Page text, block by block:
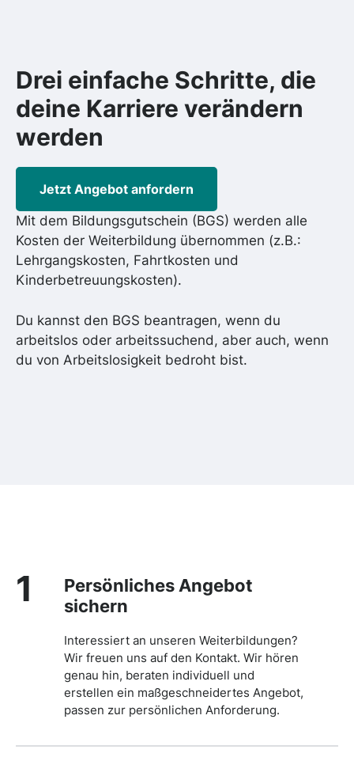
Drei einfache Schritte, die
deine Karriere verändern
werden
Jetzt Angebot anfordern
Mit dem Bildungsgutschein (BGS) werden alle
Kosten der Weiterbildung übernommen (z.B.:
Lehrgangskosten, Fahrtkosten und
Kinderbetreuungskosten).
Du kannst den BGS beantragen, wenn du
arbeitslos oder arbeitssuchend, aber auch, wenn
du von Arbeitslosigkeit bedroht bist.
1
Persönliches Angebot
sichern
Interessiert an unseren Weiterbildungen?
Wir freuen uns auf den Kontakt. Wir hören
genau hin, beraten individuell und
erstellen ein maßgeschneidertes Angebot,
passen zur persönlichen Anforderung.